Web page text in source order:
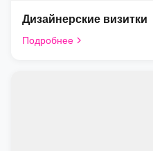
Дизайнерские визитки
Подробнее